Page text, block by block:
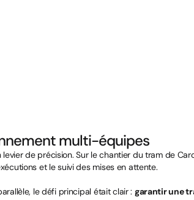
multi-équipes
de précision. Sur le chantier du tram de
et le suivi des mises en attente.
le défi principal était clair : garantir une